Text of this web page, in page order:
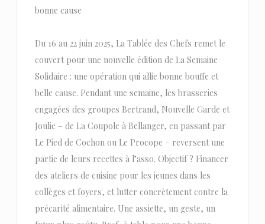
bonne cause
Du 16 au 22 juin 2025, La Tablée des Chefs remet le
couvert pour une nouvelle édition de La Semaine
Solidaire : une opération qui allie bonne bouffe et
belle cause. Pendant une semaine, les brasseries
engagées des groupes Bertrand, Nouvelle Garde et
Joulie – de La Coupole à Bellanger, en passant par
Le Pied de Cochon ou Le Procope – reversent une
partie de leurs recettes à l’asso. Objectif ? Financer
des ateliers de cuisine pour les jeunes dans les
collèges et foyers, et lutter concrètement contre la
précarité alimentaire. Une assiette, un geste, un